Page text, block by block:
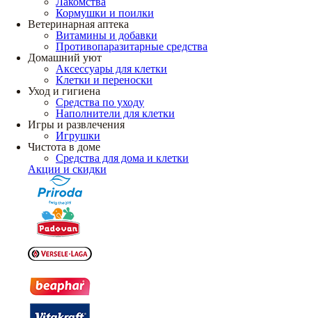
Кормушки и поилки
Ветеринарная аптека
Витамины и добавки
Противопаразитарные средства
Домашний уют
Аксессуары для клетки
Клетки и переноски
Уход и гигиена
Средства по уходу
Наполнители для клетки
Игры и развлечения
Игрушки
Чистота в доме
Средства для дома и клетки
Акции и скидки